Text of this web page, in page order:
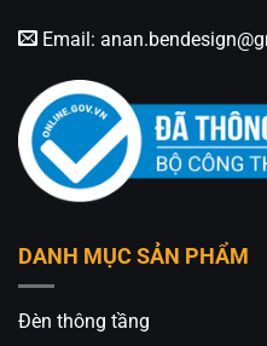
Email:
DANH MỤC SẢN PHẨM
Đèn thông tầng